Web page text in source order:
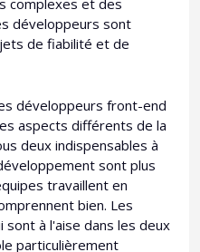
complexes et des
développeurs sont
de fiabilité et de
développeurs front-end
aspects différents de la
deux indispensables à
sont plus
travaillent en
bien. Les
sont à l'aise dans les deux
particulièrement